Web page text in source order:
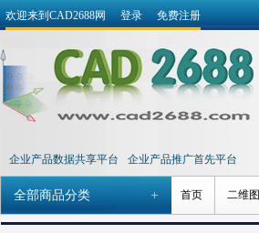
欢迎来到CAD2688网 登录 免费注册
企业产品数据共享平台 企业产品推广首先平台
全部商品分类 首页 二维图